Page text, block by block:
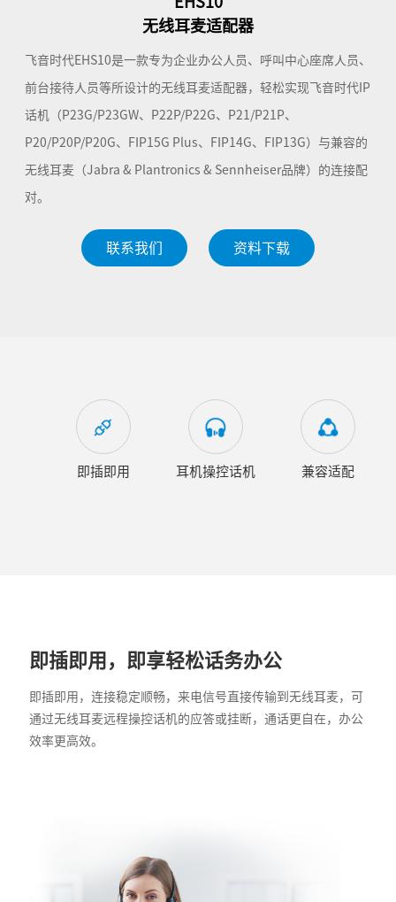
无线耳麦适配器
飞音时代EHS10是一款专为企业办公人员、呼叫中心座席人员、
前台接待人员等所设计的无线耳麦适配器，轻松实现飞音时代IP
话机（P23G/P23GW、P22P/P22G、P21/P21P、
P20/P20P/P20G、FIP15G Plus、FIP14G、FIP13G）与兼容的
无线耳麦（Jabra & Plantronics & Sennheiser品牌）的连接配
对。
联系我们 资料下载
即插即用 耳机操控话机 兼容适配
即插即用，即享轻松话务办公
即插即用，连接稳定顺畅，来电信号直接传输到无线耳麦，可
通过无线耳麦远程操控话机的应答或挂断，通话更自在，办公
效率更高效。